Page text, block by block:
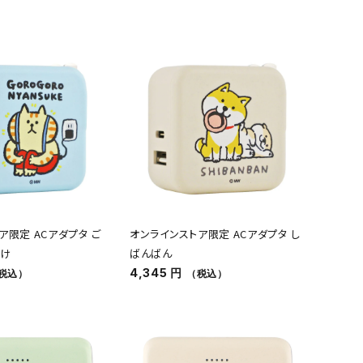
限定 ACアダプタ ご
込）
オンラインストア限定 ACアダプタ し
ばんばん
4,345 円 （税込）